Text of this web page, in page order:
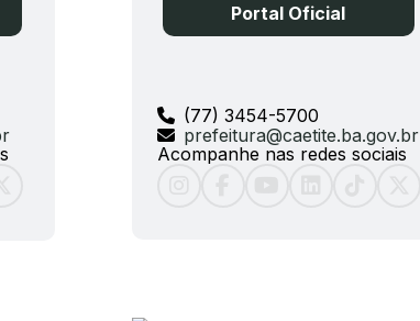
(77) 3454-5700
prefeitura@caetite.ba.gov.br
Acompanhe nas redes sociais
Portal Oficial